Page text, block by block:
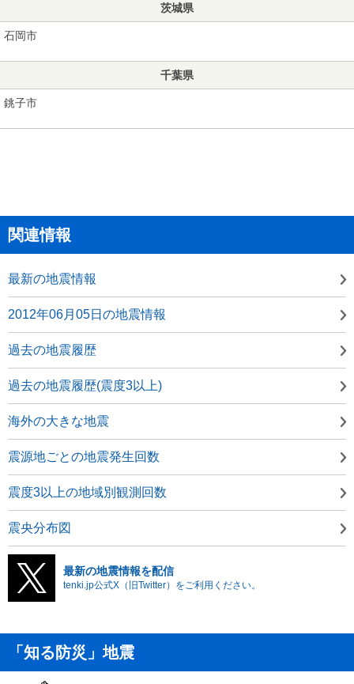
茨城県
石岡市
千葉県
銚子市
関連情報
最新の地震情報
2012年06月05日の地震情報
過去の地震履歴
過去の地震履歴(震度3以上)
海外の大きな地震
震源地ごとの地震発生回数
震度3以上の地域別観測回数
震央分布図
最新の地震情報を配信
tenki.jp公式X（旧Twitter）をご利用ください。
「知る防災」地震